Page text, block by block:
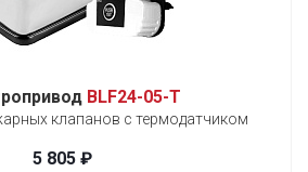
BLF24-05-T
клапанов с термодатчиком
5 805 ₽